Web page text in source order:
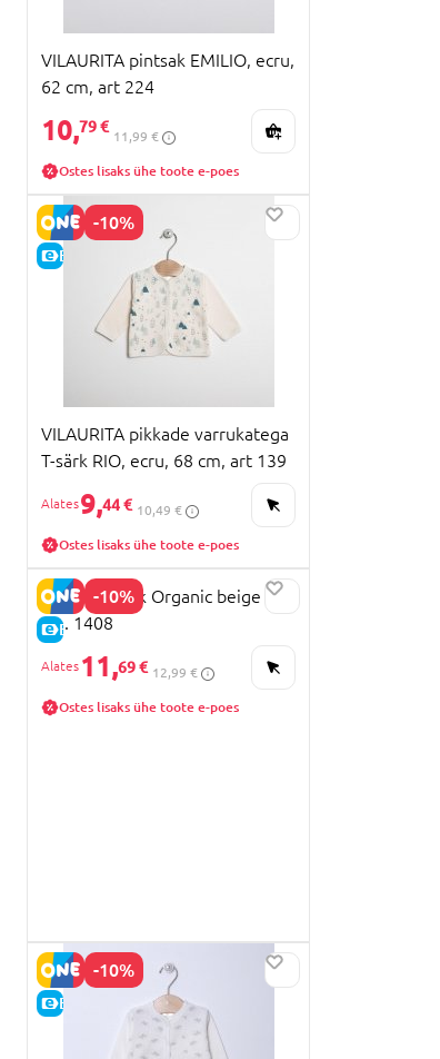
VILAURITA pintsak EMILIO, ecru,
62 cm, art 224
10,79 €
11,99 €
Ostes lisaks ühe toote e-poes
-10%
E-HIND
VILAURITA pikkade varrukatega
T-särk RIO, ecru, 68 cm, art 139
9,44 € 10,49 €
Ostes lisaks ühe toote e-poes
-10%
E-HIND
LORITA t-särk Organic beige 44
cm. 1408
11,69 € 12,99 €
Ostes lisaks ühe toote e-poes
-10%
E-HIND